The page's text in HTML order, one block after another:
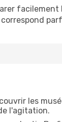
facilement
les
l'agitation.